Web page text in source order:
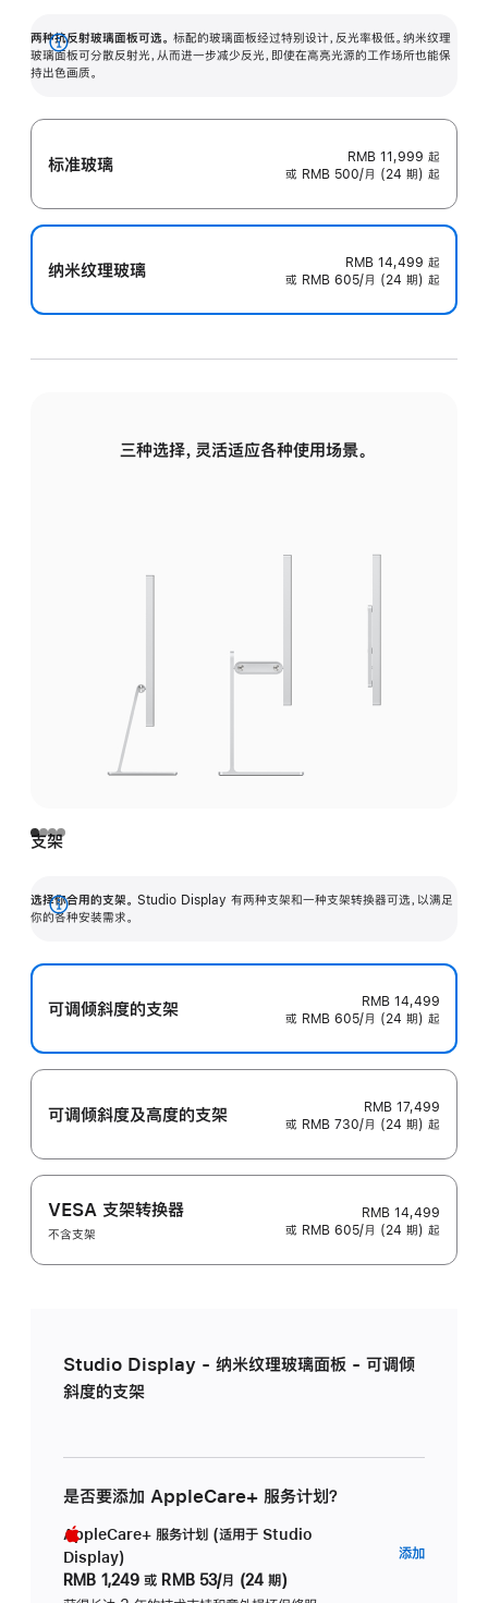
两种抗反射玻璃面板可选。 标配的玻璃面板经过特别设计，反光率极低。纳米纹理
玻璃面板可分散反射光，从而进一步减少反光，即使在高亮光源的工作场所也能保
持出色画质。
展
开
标准玻璃 RMB 11,999 起
或 RMB 500/月 (24 期) 起
纳米纹理玻璃 RMB 14,499 起
或 RMB 605/月 (24 期) 起
三种选择，灵活适应各种使用场景。
支架
选择你合用的支架。 Studio Display 有两种支架和一种支架转换器可选，以满足
你的各种安装需求。
展
可调倾斜度的支架
RMB 14,499
或 RMB 605/月 (24 期) 起
可调倾斜度及高‍度的支‍架
RMB 17,499
或 RMB 730/月 (24 期) 起
VESA 支架转换器
不含支架
RMB 14,499
或 RMB 605/月 (24 期) 起
Studio Display - 纳米纹理玻璃面板 - 可调倾
斜度的支架
是否要添加 AppleCare+ 服务计划？
AppleCare+ 服务计划 (适用于 Studio
Display)
RMB 1,249 或 RMB 53/月 (24 期)
添加